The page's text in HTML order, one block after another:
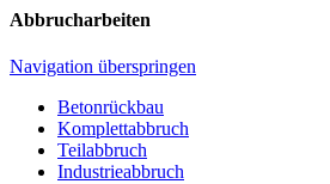
Abbrucharbeiten
Navigation überspringen
Betonrückbau
Komplettabbruch
Teilabbruch
Industrieabbruch